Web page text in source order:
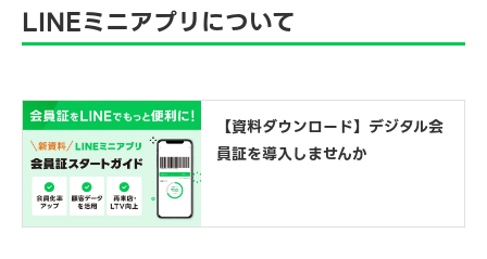
LINEミニアプリについて
【資料ダウンロード】デジタル会
員証を導入しませんか